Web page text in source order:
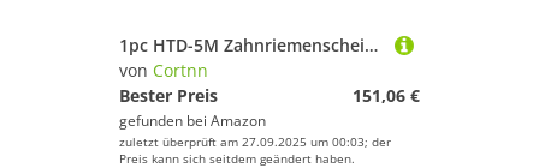
1pc HTD-5M Zahnriemenscheibe 70/80/90/100/120 Zähne Pitch 5mm AF-typ Stick Timing Pulley Breite 16mm(5M-120Teeth,Bore 12mm)
von Cortnn
Bester Preis
151,06 €
gefunden bei Amazon
zuletzt überprüft am 27.09.2025 um 00:03; der
Preis kann sich seitdem geändert haben.